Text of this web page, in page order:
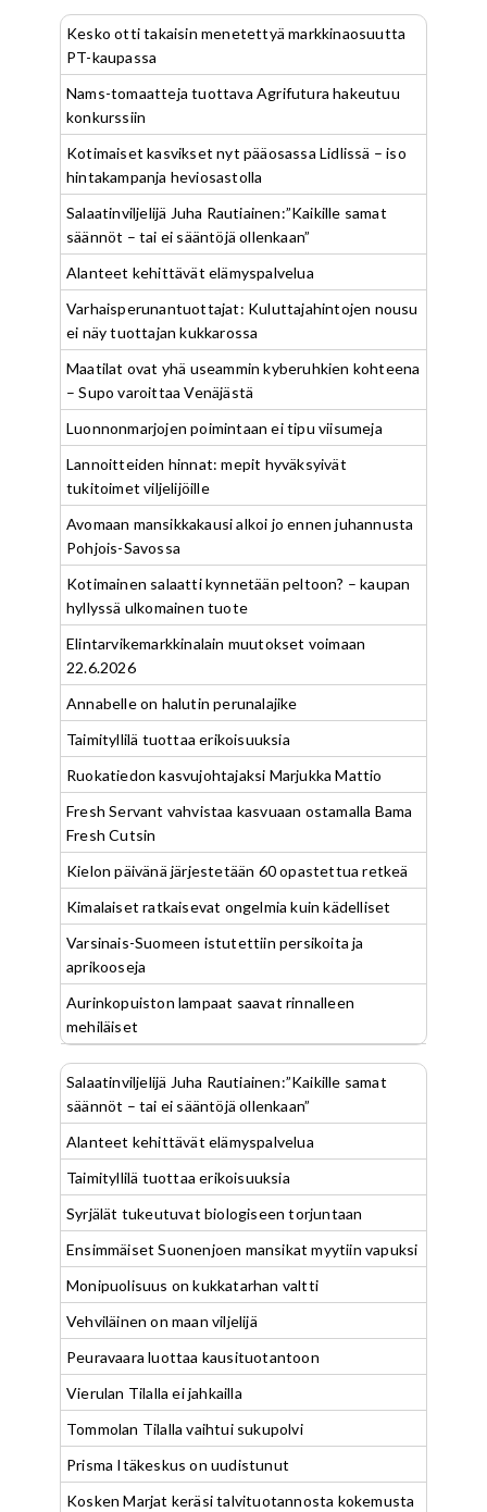
Kesko otti takaisin menetettyä markkinaosuutta
PT-kaupassa
Nams-tomaatteja tuottava Agrifutura hakeutuu
konkurssiin
Kotimaiset kasvikset nyt pääosassa Lidlissä – iso
hintakampanja heviosastolla
Salaatinviljelijä Juha Rautiainen:”Kaikille samat
säännöt – tai ei sääntöjä ollenkaan”
Alanteet kehittävät elämyspalvelua
Varhaisperunantuottajat: Kuluttajahintojen nousu
ei näy tuottajan kukkarossa
Maatilat ovat yhä useammin kyberuhkien kohteena
– Supo varoittaa Venäjästä
Luonnonmarjojen poimintaan ei tipu viisumeja
Lannoitteiden hinnat: mepit hyväksyivät
tukitoimet viljelijöille
Avomaan mansikkakausi alkoi jo ennen juhannusta
Pohjois-Savossa
Kotimainen salaatti kynnetään peltoon? – kaupan
hyllyssä ulkomainen tuote
Elintarvikemarkkinalain muutokset voimaan
22.6.2026
Annabelle on halutin perunalajike
Taimityllilä tuottaa erikoisuuksia
Ruokatiedon kasvujohtajaksi Marjukka Mattio
Fresh Servant vahvistaa kasvuaan ostamalla Bama
Fresh Cutsin
Kielon päivänä järjestetään 60 opastettua retkeä
Kimalaiset ratkaisevat ongelmia kuin kädelliset
Varsinais-Suomeen istutettiin persikoita ja
aprikooseja
Aurinkopuiston lampaat saavat rinnalleen
mehiläiset
Salaatinviljelijä Juha Rautiainen:”Kaikille samat
säännöt – tai ei sääntöjä ollenkaan”
Alanteet kehittävät elämyspalvelua
Taimityllilä tuottaa erikoisuuksia
Syrjälät tukeutuvat biologiseen torjuntaan
Ensimmäiset Suonenjoen mansikat myytiin vapuksi
Monipuolisuus on kukkatarhan valtti
Vehviläinen on maan viljelijä
Peuravaara luottaa kausituotantoon
Vierulan Tilalla ei jahkailla
Tommolan Tilalla vaihtui sukupolvi
Prisma Itäkeskus on uudistunut
Kosken Marjat keräsi talvituotannosta kokemusta